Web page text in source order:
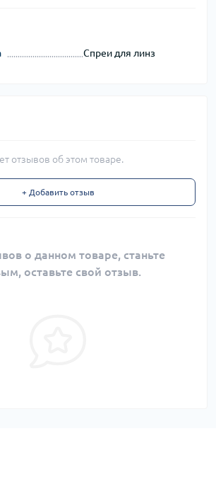
Спреи для линз
отзывов об этом товаре.
+ Добавить отзыв
о данном товаре, станьте
оставьте свой отзыв.